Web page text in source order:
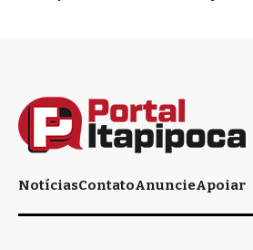
NotíciasContatoAnuncieApoiar